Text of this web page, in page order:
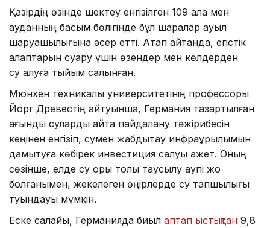
Қазірдің өзінде шектеу енгізілген 109 қала мен
ауданның басым бөлігінде бұл шаралар ауыл
шаруашылығына әсер етті. Атап айтқанда, егістік
алқаптарын суару үшін өзендер мен көлдерден
су алуға тыйым салынған.
Мюнхен техникалық университетінің профессоры
Йорг Древестің айтуынша, Германия тазартылған
ағынды суларды қайта пайдалану тәжірибесін
кеңінен енгізіп, сумен жабдықтау инфрақұрылымын
дамытуға көбірек инвестиция салуы қажет. Оның
сөзінше, елде су қоры толық таусылу қаупі жоқ
болғанымен, жекелеген өңірлерде су тапшылығы
туындауы мүмкін.
Еске салайық, Германияда биыл аптап ыстықтан 9,8